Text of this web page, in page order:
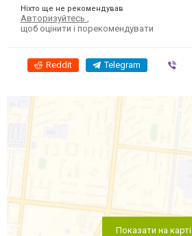
Ніхто ще не рекомендував
Авторизуйтесь
щоб оцінити і порекомендувати
Reddit Telegram
Показати на карті